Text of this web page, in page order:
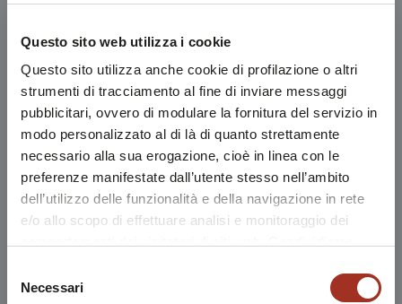
Questo sito web utilizza i cookie
Questo sito utilizza anche cookie di profilazione o altri
strumenti di tracciamento al fine di inviare messaggi
pubblicitari, ovvero di modulare la fornitura del servizio in
modo personalizzato al di là di quanto strettamente
necessario alla sua erogazione, cioè in linea con le
preferenze manifestate dall’utente stesso nell’ambito
dell’utilizzo delle funzionalità e della navigazione in rete
e/o allo scopo di effettuare analisi e monitoraggio dei
nostro sito, con i nostri partner che si occupano di analisi
delNecessari